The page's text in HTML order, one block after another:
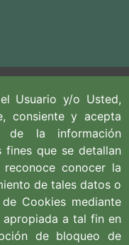
Usuario y/o Usted,
consiente y acepta
de la información
que se detallan
conocer la
de tales datos o
Cookies mediante
a tal fin en
de bloqueo de